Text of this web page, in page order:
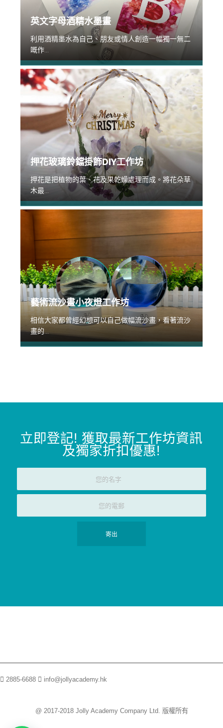
英文字母酒精水墨畫
利用酒精墨水為自己、朋友或情人創造一幅獨一無二
嘅作...
押花玻璃鈴鐺掛飾DIY工作坊
押花是把植物的葉、花及果乾燥處理而成。將花朵草
木最...
藝術流沙畫小夜燈工作坊
相信大家都曾經幻想可以自己做幅流沙畫，看著流沙
畫的...
立即登記! 獲取最新工作坊資訊
及獨家折扣優惠!
2885-6688 info@jollyacademy.hk
@ 2017-2018 Jolly Academy Company Ltd. 版權所有